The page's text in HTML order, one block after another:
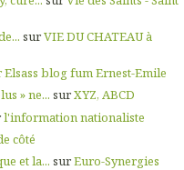
surVIE DU CHATEAU à
Elsass blog fum Ernest-Emile
» ne... surXYZ, ABCD
l'information nationaliste
côté
et la... surEuro-Synergies